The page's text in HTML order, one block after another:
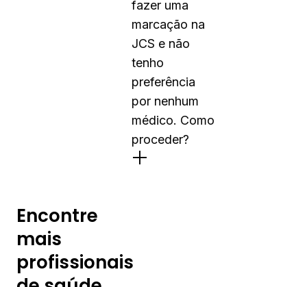
fazer uma
marcação na
JCS e não
tenho
preferência
por nenhum
médico. Como
proceder?
Encontre
mais
profissionais